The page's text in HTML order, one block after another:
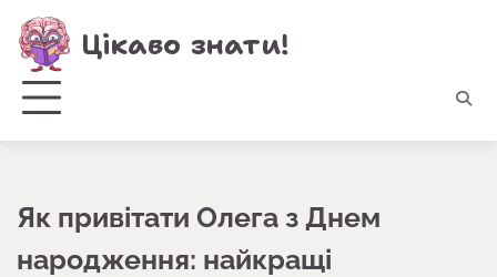
Перейти
до
вмісту
Цікаво знати!
Як привітати Олега з Днем
народження: найкращі